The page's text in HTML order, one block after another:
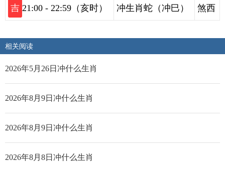
吉 21:00 - 22:59（亥时） 冲生肖蛇（冲巳） 煞西
相关阅读
2026年5月26日冲什么生肖
2026年8月9日冲什么生肖
2026年8月9日冲什么生肖
2026年8月8日冲什么生肖